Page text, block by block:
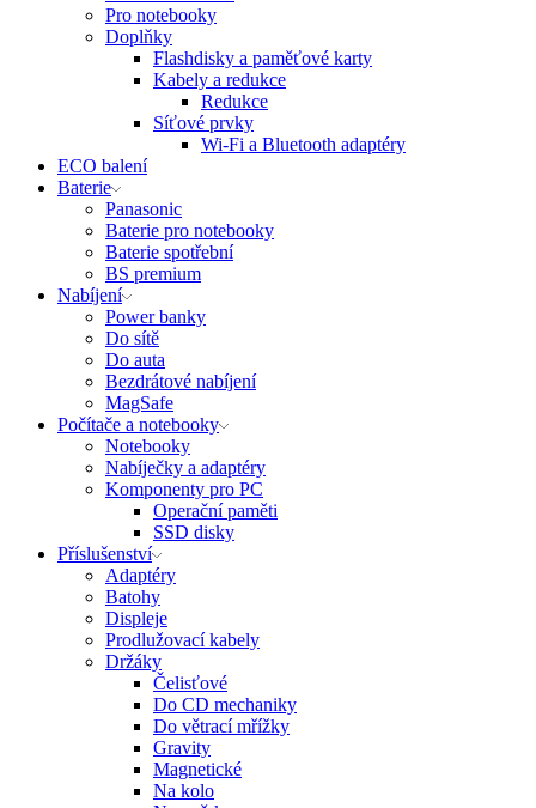
Pro notebooky
Doplňky
Flashdisky a paměťové karty
Kabely a redukce
Redukce
Síťové prvky
Wi-Fi a Bluetooth adaptéry
ECO balení
Baterie
Panasonic
Baterie pro notebooky
Baterie spotřební
BS premium
Nabíjení
Power banky
Do sítě
Do auta
Bezdrátové nabíjení
MagSafe
Počítače a notebooky
Notebooky
Nabíječky a adaptéry
Komponenty pro PC
Operační paměti
SSD disky
Příslušenství
Adaptéry
Batohy
Displeje
Prodlužovací kabely
Držáky
Čelisťové
Do CD mechaniky
Do větrací mřížky
Gravity
Magnetické
Na kolo